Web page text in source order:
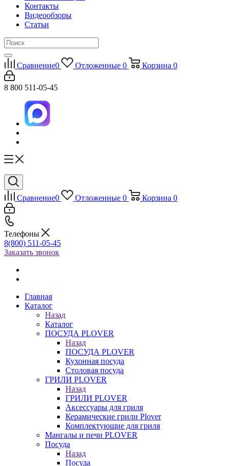
Контакты
Видеообзоры
Статьи
Сравнение0 Отложенные 0 Корзина 0
8 800 511-05-45
Сравнение0 Отложенные 0 Корзина 0
Телефоны
8(800) 511-05-45
Заказать звонок
Главная
Каталог
Назад
Каталог
ПОСУДА PLOVER
Назад
ПОСУДА PLOVER
Кухонная посуда
Столовая посуда
ГРИЛИ PLOVER
Назад
ГРИЛИ PLOVER
Аксессуары для гриля
Керамические грили Plover
Комплектующие для гриля
Мангалы и печи PLOVER
Посуда
Назад
Посуда